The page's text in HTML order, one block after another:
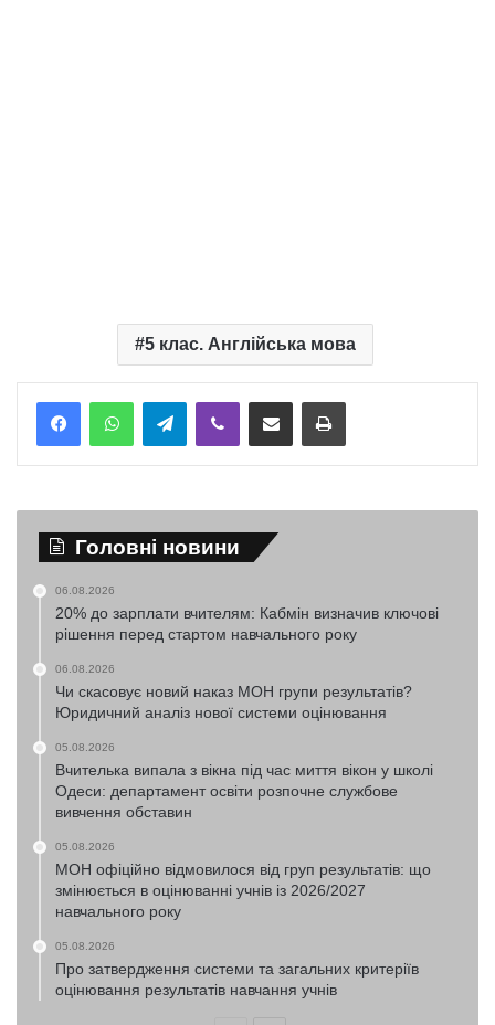
5 клас. Англійська мова
TelegramViber Надіслати електронною поштоюНадрукувати
Головні новини
06.08.2026
20% до зарплати вчителям: Кабмін визначив ключові
рішення перед стартом навчального року
06.08.2026
Чи скасовує новий наказ МОН групи результатів?
Юридичний аналіз нової системи оцінювання
05.08.2026
Вчителька випала з вікна під час миття вікон у школі
Одеси: департамент освіти розпочне службове
вивчення обставин
05.08.2026
МОН офіційно відмовилося від груп результатів: що
змінюється в оцінюванні учнів із 2026/2027
навчального року
05.08.2026
Про затвердження системи та загальних критеріїв
оцінювання результатів навчання учнів